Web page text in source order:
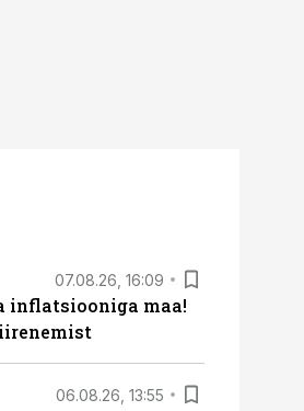
07.08.26, 16:09
inflatsiooniga maa!
06.08.26, 13:55